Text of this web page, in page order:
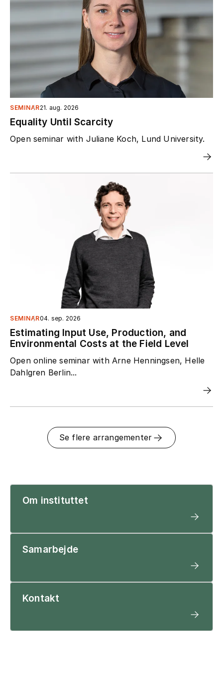
SEMINAR21. aug. 2026
Equality Until Scarcity
Open seminar with Juliane Koch, Lund University.
SEMINAR04. sep. 2026
Estimating Input Use, Production, and
Environmental Costs at the Field Level
Open online seminar with Arne Henningsen, Helle
Dahlgren Berlin...
Se flere arrangementer
Om instituttet
Samarbejde
Kontakt